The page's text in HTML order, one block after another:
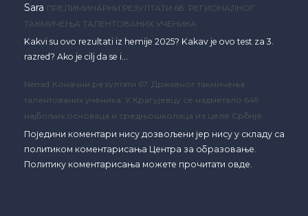
Sara ПРЕЛИМИНАРНИ РЕЗУЛТАТИ 68. РЕГИОНАЛНОГ
ТАКМИЧЕЊА ТАЛЕНТОВАНИХ УЧЕНИКА
Kakvi su ovo rezultati iz hemije 2025? Kakav je ovo test za 3.
razred? Ako je cilj da se i…
Nenad Коначни резултати 67. Државног такмичења
талентованих ученика: У Крагујевцу се надметало 649
најбољих основаца и средњошколаца из целе Србије
Поједини коментари нису дозвољени јер нису у складу са
политиком коментарисања Центра за образовање.
Политику коментарисања можете прочитати овде.